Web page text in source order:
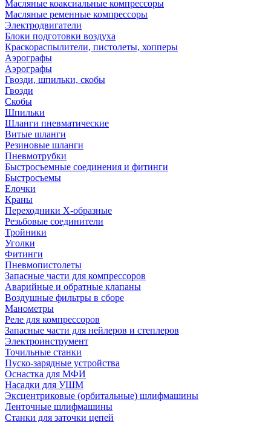
Масляные коаксиальные компрессоры
Масляные ременные компрессоры
Электродвигатели
Блоки подготовки воздуха
Краскораспылители, пистолеты, хопперы
Аэрографы
Аэрографы
Гвозди, шпильки, скобы
Гвозди
Скобы
Шпильки
Шланги пневматические
Витые шланги
Резиновые шланги
Пневмотрубки
Быстросъемные соединения и фитинги
Быстросъемы
Елочки
Краны
Переходники Х-образные
Резьбовые соединители
Тройники
Уголки
Фитинги
Пневмопистолеты
Запасные части для компрессоров
Аварийные и обратные клапаны
Воздушные фильтры в сборе
Манометры
Реле для компрессоров
Запасные части для нейлеров и степлеров
Электроинструмент
Точильные станки
Пуско-зарядные устройства
Оснастка для МФИ
Насадки для УШМ
Эксцентриковые (орбитальные) шлифмашины
Ленточные шлифмашины
Станки для заточки цепей